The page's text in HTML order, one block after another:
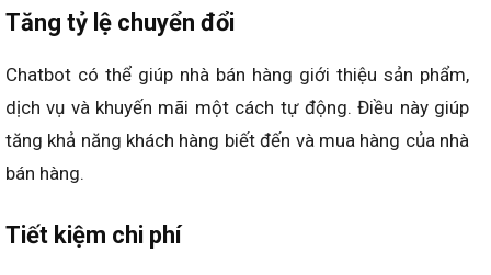
Tăng tỷ lệ chuyển đổi
Chatbot có thể giúp nhà bán hàng giới thiệu sản phẩm,
dịch vụ và khuyến mãi một cách tự động. Điều này giúp
tăng khả năng khách hàng biết đến và mua hàng của nhà
bán hàng.
Tiết kiệm chi phí